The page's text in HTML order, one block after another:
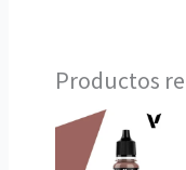
Productos